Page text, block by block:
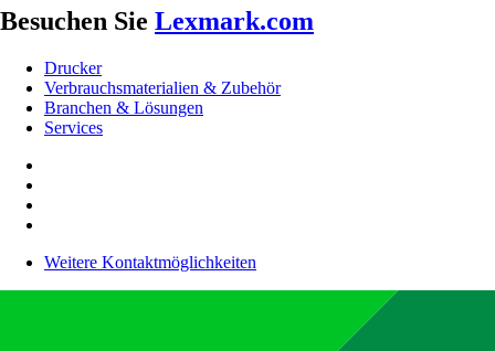
Besuchen Sie Lexmark.com
Drucker
Verbrauchsmaterialien & Zubehör
Branchen & Lösungen
Services
Weitere Kontaktmöglichkeiten